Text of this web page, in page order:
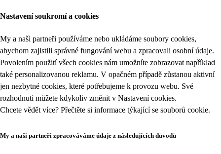
Nastavení soukromí a cookies
My a naši partneři používáme nebo ukládáme soubory cookies,
abychom zajistili správné fungování webu a zpracovali osobní údaje.
Povolením použití všech cookies nám umožníte zobrazovat například
také personalizovanou reklamu. V opačném případě zůstanou aktivní
jen nezbytné cookies, které potřebujeme k provozu webu. Své
rozhodnutí můžete kdykoliv změnit v Nastavení cookies.
Chcete vědět více? Přečtěte si informace týkající se souborů cookie.
My a naši partneři zpracováváme údaje z následujících důvodů